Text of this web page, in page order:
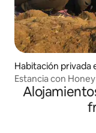
Habitación privada
Estancia con Honey